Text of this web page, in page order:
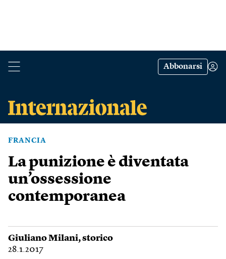
Abbonarsi
FRANCIA
La punizione è diventata
un’ossessione
contemporanea
Giuliano Milani, storico
28.1.2017